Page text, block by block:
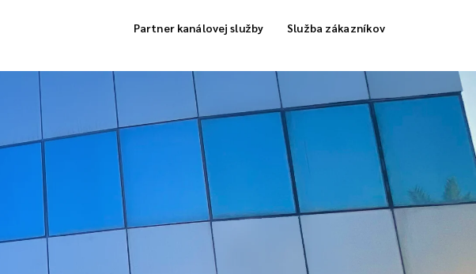
Služba skladovania
Dodávka plnenia objednávky
Dodávka chladných kolónok
Partner kanálovej služby Služba zákazníkov